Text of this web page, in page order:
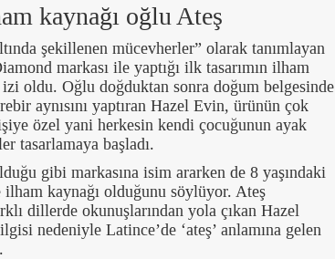
kaynağı oğlu Ateş
şekillenen mücevherler” olarak tanımlayan
markası ile yaptığı ilk tasarımın ilham
oldu. Oğlu doğduktan sonra doğum belgesinde
aynısını yaptıran Hazel Evin, ürünün çok
özel yani herkesin kendi çocuğunun ayak
tasarlamaya başladı.
gibi markasına isim ararken de 8 yaşındaki
kaynağı olduğunu söylüyor. Ateş
dillerde okunuşlarından yola çıkan Hazel
nedeniyle Latince’de ‘ateş’ anlamına gelen